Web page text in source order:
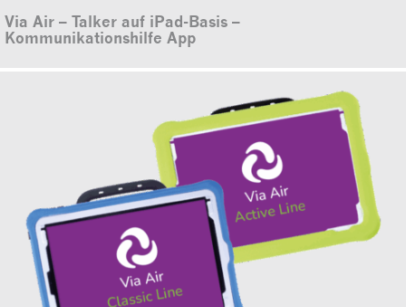
Via Air – Talker auf iPad-Basis –
Kommunikationshilfe App